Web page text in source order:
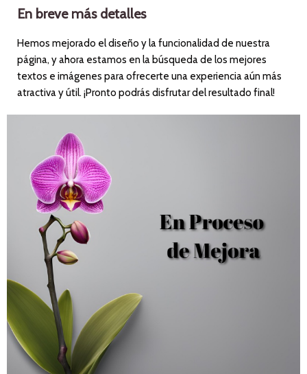
En breve más detalles
Hemos mejorado el diseño y la funcionalidad de nuestra
página, y ahora estamos en la búsqueda de los mejores
textos e imágenes para ofrecerte una experiencia aún más
atractiva y útil. ¡Pronto podrás disfrutar del resultado final!